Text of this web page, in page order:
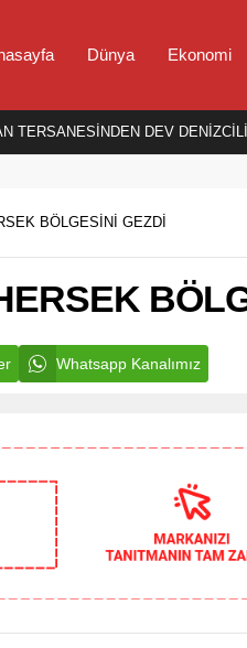
Dünya Ekonomi
TERSANESİNDEN DEV
BÖLGESİNİ GEZDİ
Whatsapp Kanalımız